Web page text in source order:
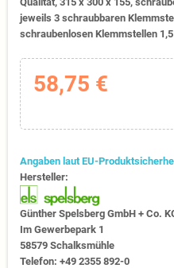
jeweils 3 schraubbaren
schraubenlosen Klemmstellen
58,75 €
Angaben laut EU-
Hersteller:
Günther Spelsberg GmbH + Co.
Im Gewerbepark 1
58579 Schalksmühle
Telefon: +49 2355 892-0